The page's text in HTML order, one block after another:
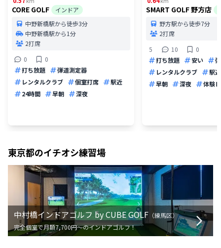
CORE GOLF
インドア
中野新橋駅から徒歩3分
中野新橋駅から1分
2打席
0
0
打ち放題
弾道測定器
レンタルクラブ
個室打席
駅近
24時間
早朝 深夜
SMART GOLF 野方店
野方駅から徒歩7分
2打席
5
10
0
打ち放題
安い
レンタルクラブ
駅近
早朝
深夜 体験
東京都のイチオシ練習場
中村橋インドアゴルフ by CUBE GOLF （練馬区）
完全個室で月額7,700円〜のインドアゴルフ！